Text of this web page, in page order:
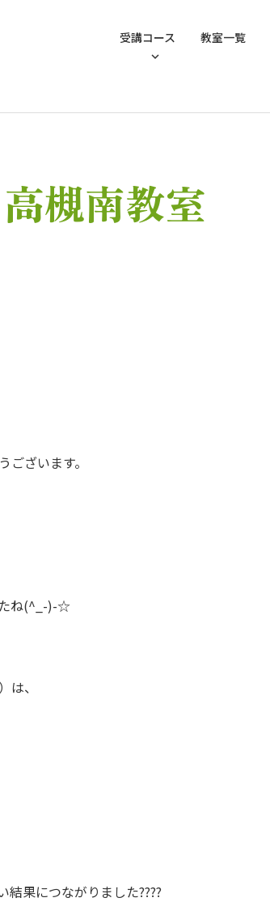
受講コース 教室一覧
高槻南教室
ざいます。
たね(^_-)-☆
、
果につながりました????